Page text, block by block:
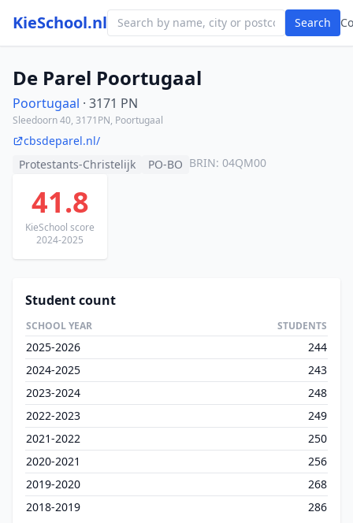
KieSchool.nl Search
De Parel Poortugaal
Poortugaal · 3171 PN
Sleedoorn 40, 3171PN, Poortugaal
cbsdeparel.nl/
Protestants-Christelijk
PO-BO BRIN: 04QM00
41.8
KieSchool score
2024-2025
Student count
SCHOOL YEAR STUDENTS
2025-2026
244
2024-2025
243
2023-2024
248
2022-2023
249
2021-2022
250
2020-2021
256
2019-2020
268
2018-2019
286